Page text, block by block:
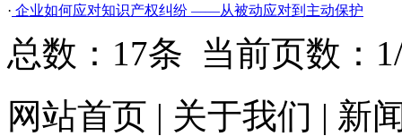
· 企业如何应对知识产权纠纷 ——从被动应对到主动保护
总数：17条 当前页数： 1
网站首页 | 关于我们 | 新